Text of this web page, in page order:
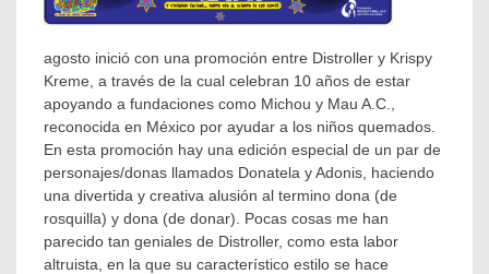
Kreme,
Licenciantes,
Licenciatarios,
licensing,
Licensing
México,
Licensing
Mexico;
Mexicanas,
licensingmx,
Michou
y
agosto inició con una promoción entre Distroller y Krispy
Kreme, a través de la cual celebran 10 años de estar
apoyando a fundaciones como Michou y Mau A.C.,
reconocida en México por ayudar a los niños quemados.
En esta promoción hay una edición especial de un par de
personajes/donas llamados Donatela y Adonis, haciendo
una divertida y creativa alusión al termino dona (de
rosquilla) y dona (de donar). Pocas cosas me han
parecido tan geniales de Distroller, como esta labor
altruista, en la que su característico estilo se hace